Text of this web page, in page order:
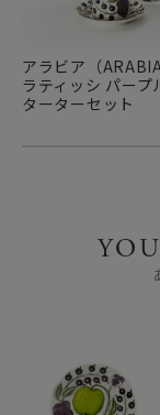
アラビア（
ラティッシ パープ
ターターセット